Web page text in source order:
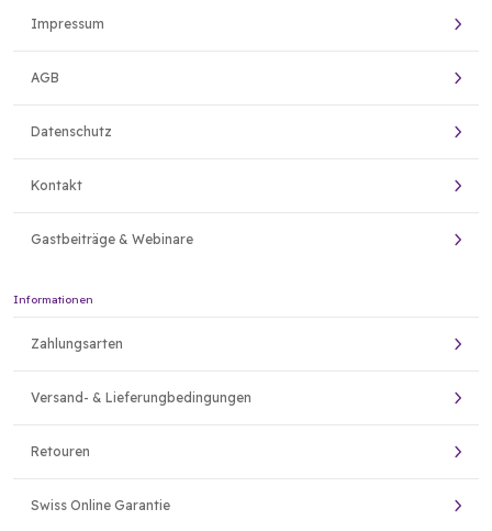
Impressum
AGB
Datenschutz
Kontakt
Gastbeiträge & Webinare
Informationen
Zahlungsarten
Versand- & Lieferungbedingungen
Retouren
Swiss Online Garantie